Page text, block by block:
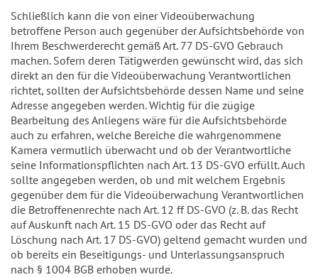
Schließlich kann die von einer Videoüberwachung
betroffene Person auch gegenüber der Aufsichtsbehörde von
Ihrem Beschwerderecht gemäß Art. 77 DS-GVO Gebrauch
machen. Sofern deren Tätigwerden gewünscht wird, das sich
direkt an den für die Videoüberwachung Verantwortlichen
richtet, sollten der Aufsichtsbehörde dessen Name und seine
Adresse angegeben werden. Wichtig für die zügige
Bearbeitung des Anliegens wäre für die Aufsichtsbehörde
auch zu erfahren, welche Bereiche die wahrgenommene
Kamera vermutlich überwacht und ob der Verantwortliche
seine Informationspflichten nach Art. 13 DS-GVO erfüllt. Auch
sollte angegeben werden, ob und mit welchem Ergebnis
gegenüber dem für die Videoüberwachung Verantwortlichen
die Betroffenenrechte nach Art. 12 ff DS-GVO (z. B. das Recht
auf Auskunft nach Art. 15 DS-GVO oder das Recht auf
Löschung nach Art. 17 DS-GVO) geltend gemacht wurden und
ob bereits ein Beseitigungs- und Unterlassungsanspruch
nach § 1004 BGB erhoben wurde.